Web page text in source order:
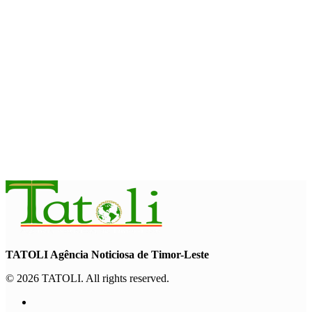
TATOLI Agência Noticiosa de Timor-Leste
© 2026 TATOLI. All rights reserved.